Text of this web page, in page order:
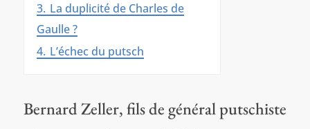
3. La duplicité de Charles de
Gaulle ?
4. L’échec du putsch
Bernard Zeller, fils de général putschiste